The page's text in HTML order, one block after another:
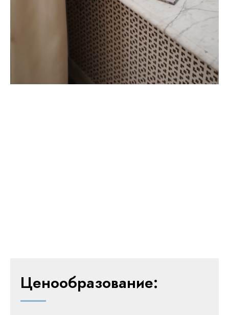
Ценообразование: